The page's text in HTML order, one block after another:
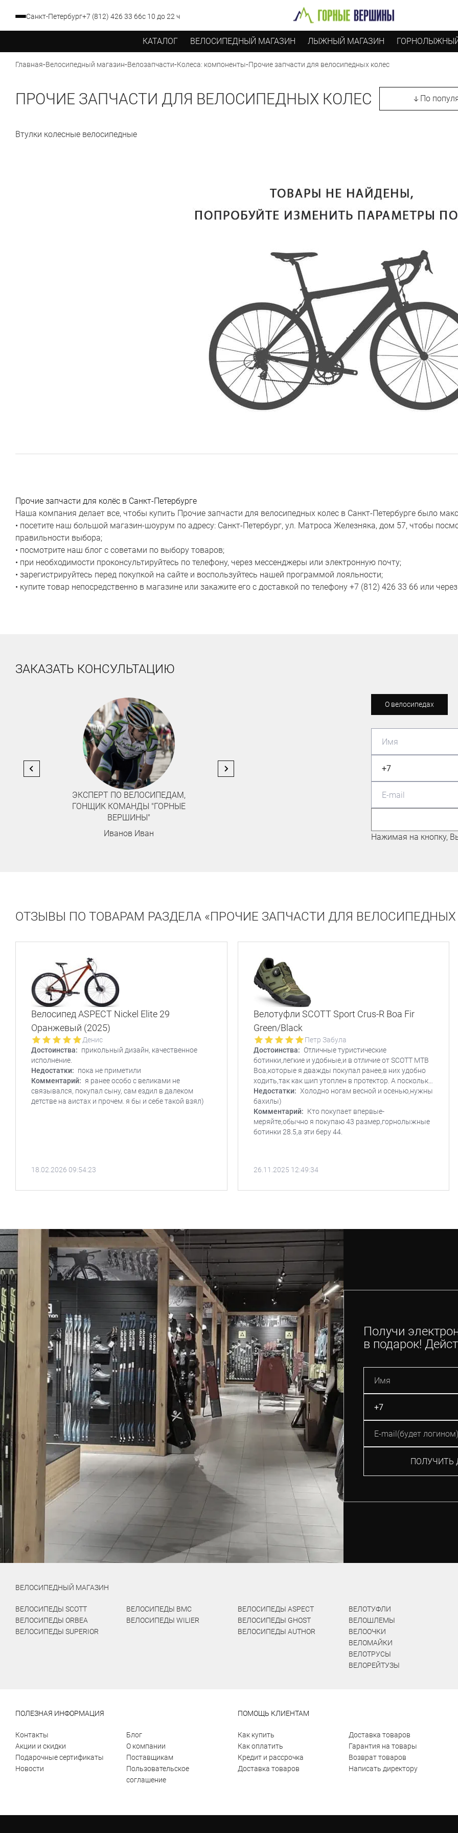
Санкт-Петербург+7 (812) 426 33 66с 10 до 22 ч
КАТАЛОГ ВЕЛОСИПЕДНЫЙ МАГАЗИН ЛЫЖНЫЙ МАГАЗИН
Главная-Велосипедный магазин-Велозапчасти-Колеса: компоненты-Прочие запчасти для велосипедных колес
ПРОЧИЕ ЗАПЧАСТИ ДЛЯ ВЕЛОСИПЕДНЫХ КОЛЕС По
Втулки колесные велосипедные
Прочие запчасти для колёс в Санкт-Петербурге
Наша компания делает все, чтобы купить Прочие запчасти для велосипедных колес в Санкт-Петербурге было
• посетите наш большой магазин-шоурум по адресу: Санкт-Петербург, ул. Матроса Железняка, дом 57, чтобы
правильности выбора;
• посмотрите наш блог с советами по выбору товаров;
• при необходимости проконсультируйтесь по телефону, через мессенджеры или электронную почту;
• зарегистрируйтесь перед покупкой на сайте и воспользуйтесь нашей программой лояльности;
• купите товар непосредственно в магазине или закажите его с доставкой по телефону +7 (812) 426 33 66 или
ЗАКАЗАТЬ КОНСУЛЬТАЦИЮ
О велосипедах
ВЕЛОСИПЕДИСТ-ЛЮБИТЕЛЬ
Павлошинский Максим
МАСТЕР СПОРТА ПО
МАУНТИНБАЙКУ
Нажимая на кнопку,
ОТЗЫВЫ ПО ТОВАРАМ РАЗДЕЛА «ПРОЧИЕ ЗАПЧАСТИ ДЛЯ ВЕЛОСИПЕДНЫХ
Велосипед ASPECT Nickel Elite 29
Оранжевый (2025)
Денис
Достоинства:
исполнение.
Недостатки: пока не приметили
Комментарий:
связывался, покупал сыну, сам ездил в далеком
детстве на аистах и прочем. я бы и себе такой взял)
18.02.2026 09:54:23
Велотуфли SCOTT Sport Crus-R Boa Fir
Green/Black
Петр Забула
Достоинства:
ботинки,легкие и удобные,и в отличие от SCOTT MTB
Boa,которые я дважды покупал ранее,в них удобно
ходить,так как шип утоплен в протектор. А поскольку
я использую велик не только в спортивных,но и в
туристических целях(езжу по стране на своем бусе с
великом),то и завел себе пару SCOTT’ов)
Недостатки:
бахилы)
Комментарий:
меряйте,обычно я покупаю 43 размер,горнолыжные
ботинки 28.5,а эти беру 44.
26.11.2025 12:49:34
Получи
в подарок!
ПОЛУЧИТЬ
ВЕЛОСИПЕДНЫЙ МАГАЗИН
ВЕЛОСИПЕДЫ SCOTT
ВЕЛОСИПЕДЫ ORBEA
ВЕЛОСИПЕДЫ SUPERIOR
ВЕЛОСИПЕДЫ BMC
ВЕЛОСИПЕДЫ WILIER
ВЕЛОСИПЕДЫ ASPECT
ВЕЛОСИПЕДЫ GHOST
ВЕЛОСИПЕДЫ AUTHOR
ВЕЛОТУФЛИ
ВЕЛОШЛЕМЫ
ВЕЛООЧКИ
ВЕЛОМАЙКИ
ВЕЛОТРУСЫ
ВЕЛОРЕЙТУЗЫ
ПОЛЕЗНАЯ ИНФОРМАЦИЯ
Контакты
Акции и скидки
Подарочные сертификаты
Новости
Блог
О компании
Поставщикам
Пользовательское
соглашение
ПОМОЩЬ КЛИЕНТАМ
Как купить
Как оплатить
Кредит и рассрочка
Доставка товаров
Доставка товаров
Гарантия на товары
Возврат товаров
Написать директору